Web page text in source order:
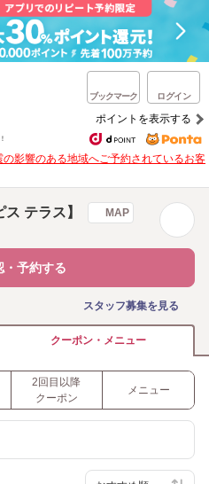
ブックマーク ログイン
ポイントを表示する
の影響のある地域へご予約されているお客
テラス】 MAP
・予約する
スタッフ募集を見る
クーポン・メニュー
2回目以降
クーポン
メニュー